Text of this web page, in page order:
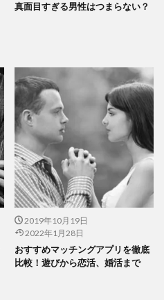
真面目すぎる男性はつまらない？
2019年10月19日
2022年1月28日
おすすめマッチングアプリを徹底
比較！遊びから恋活、婚活まで